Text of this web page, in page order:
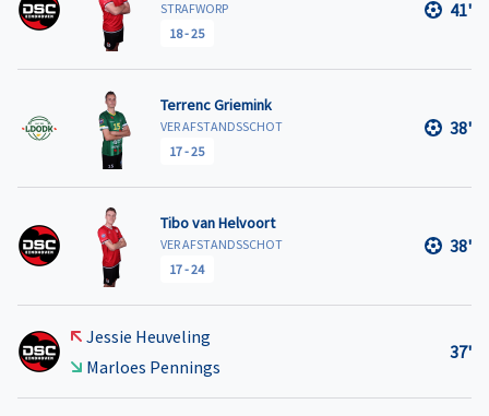
STRAFWORP
18-25
41'
Terrenc Griemink
VER AFSTANDSSCHOT
17-25
38'
Tibo van Helvoort
VER AFSTANDSSCHOT
17-24
38'
Jessie Heuveling
Marloes Pennings
37'